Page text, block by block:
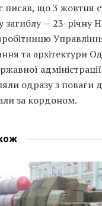
писав, що 3 жовтня
— 23-річну
та архітектури
одразу з поваги
за кордоном.